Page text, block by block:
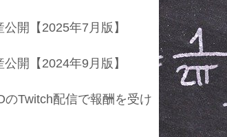
開【2025年7月版】
開【2024年9月版】
のTwitch配信で報酬を受け